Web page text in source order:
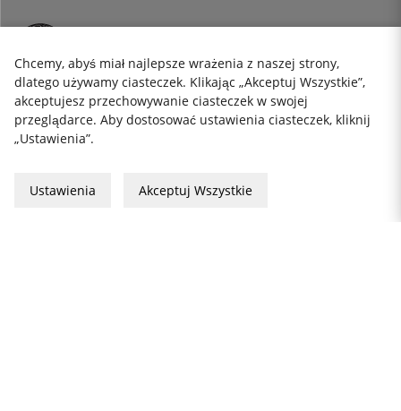
+46 8 410 95 200
BIULETYN
Cookies
Chcemy, abyś miał najlepsze wrażenia z naszej strony,
dlatego używamy ciasteczek. Klikając „Akceptuj Wszystkie”,
akceptujesz przechowywanie ciasteczek w swojej
przeglądarce. Aby dostosować ustawienia ciasteczek, kliknij
„Ustawienia”.
Ustawienia Akceptuj Wszystkie